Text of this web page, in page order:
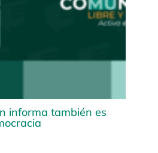
informa también es